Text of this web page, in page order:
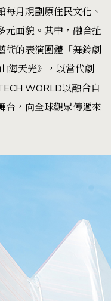
月規劃原住民文化、
元面貌。其中，融合扯
術的表演團體「舞鈴劇
海天光》，以當代劇
WORLD以融合自
台，向全球觀眾傳遞來